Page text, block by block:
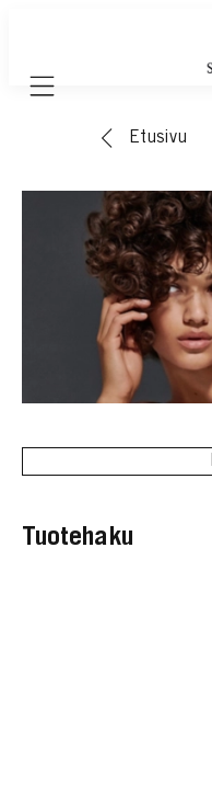
Mobile navigation
Etusivu
Tuotehaku